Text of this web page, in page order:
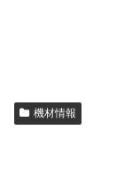
機材情報